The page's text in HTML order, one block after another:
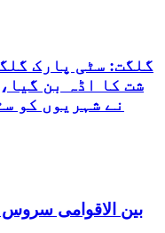
گلگت: سٹی پارک
شت کا اڈہ بن
نے شہریوں کو
بین الاقوامی سروس